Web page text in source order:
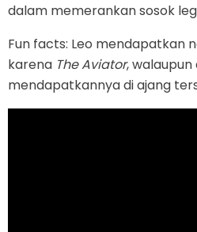
dalam memerankan sosok
Fun facts: Leo mendapatkan
karena The Aviator, walaupun
mendapatkannya di ajang